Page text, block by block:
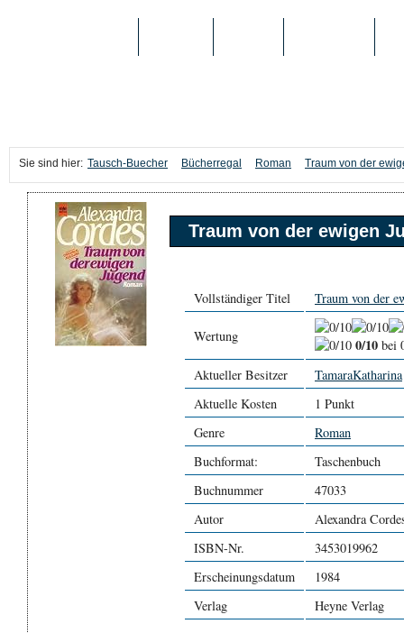
Sie sind hier: Tausch-Buecher Bücherregal Roman Traum von der
Traum von der ewigen
Vollständiger Titel Traum von der
Wertung 0/10 bei
Aktueller Besitzer
TamaraKatharina
Aktuelle Kosten
1 Punkt
Genre
Roman
Buchformat:
Taschenbuch
Buchnummer
47033
Autor
Alexandra
ISBN-Nr.
3453019962
Erscheinungsdatum
1984
Verlag
Heyne Verlag